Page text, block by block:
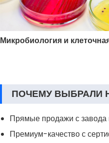
Микробиология и
ПОЧЕМУ ВЫБРАЛИ
Прямые продажи с завода
Премиум-качество с